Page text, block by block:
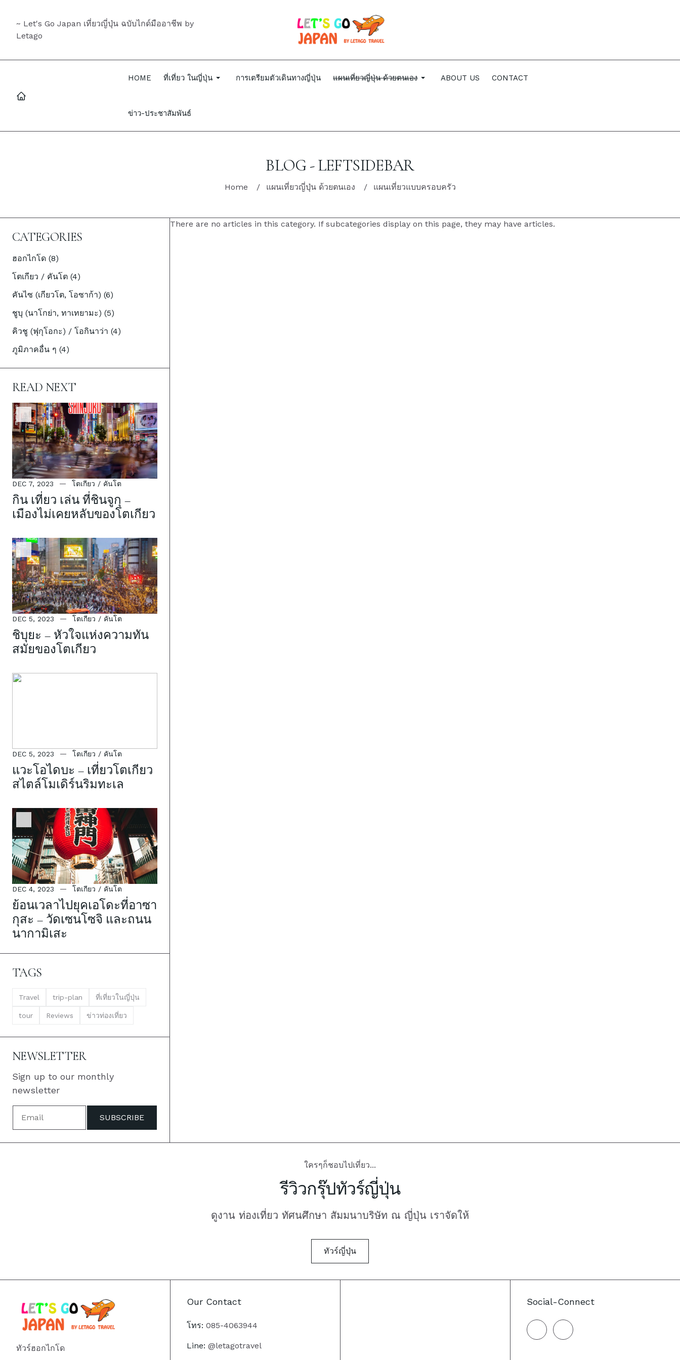
~ Let's Go Japan เที่ยวญี่ปุ่น ฉบับไกด์มืออาชีพ by
Letago
HOME ที่เที่ยว ในญี่ปุ่น การเตรียมตัวเดินทางญี่ปุ่น แผนเที่ยวญี่ปุ่น ด้วยตนเอง ABOUT US CONTACT
ข่าว-ประชาสัมพันธ์
BLOG - LEFTSIDEBAR
Home แผนเที่ยวญี่ปุ่น ด้วยตนเอง แผนเที่ยวแบบครอบครัว
There are no articles in this category. If subcategories display on this page, they may have articles.
CATEGORIES
ฮอกไกโด (8)
โตเกียว / คันโต (4)
คันไซ (เกียวโต, โอซาก้า) (6)
ชูบุ (นาโกย่า, ทาเทยามะ) (5)
คิวชู (ฟุกุโอกะ) / โอกินาว่า (4)
ภูมิภาคอื่น ๆ (4)
READ NEXT
DEC 7, 2023 โตเกียว / คันโต
กิน เที่ยว เล่น ที่ชินจูกุ –
เมืองไม่เคยหลับของโตเกียว
DEC 5, 2023 โตเกียว / คันโต
ชิบุยะ – หัวใจแห่งความทัน
สมัยของโตเกียว
DEC 5, 2023 โตเกียว / คันโต
แวะโอไดบะ – เที่ยวโตเกียว
สไตล์โมเดิร์นริมทะเล
DEC 4, 2023 โตเกียว / คันโต
ย้อนเวลาไปยุคเอโดะที่อาซา
กุสะ – วัดเซนโซจิ และถนน
นากามิเสะ
TAGS
Travel trip-plan ที่เที่ยวในญี่ปุ่น
tour Reviews ข่าวท่องเที่ยว
NEWSLETTER
Sign up to our monthly
newsletter
SUBSCRIBE
ใครๆก็ชอบไปเที่ยว...
รีวิวกรุ๊ปทัวร์ญี่ปุ่น
ดูงาน ท่องเที่ยว ทัศนศึกษา สัมมนาบริษัท ณ ญี่ปุ่น เราจัดให้
ทัวร์ญี่ปุ่น
ทัวร์ฮอกไกโด
Our Contact
โทร: 085-4063944
Line: @letagotravel
Social-Connect